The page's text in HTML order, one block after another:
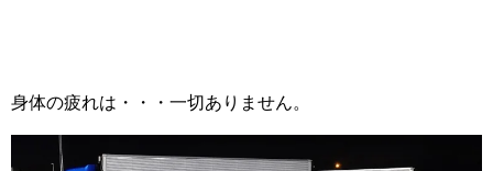
身体の疲れは・・・一切ありません。